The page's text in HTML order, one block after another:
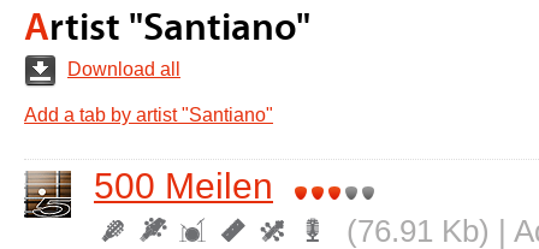
Artist "Santiano"
Download all
Add a tab by artist "Santiano"
500 Meilen
(76.91 Kb) |